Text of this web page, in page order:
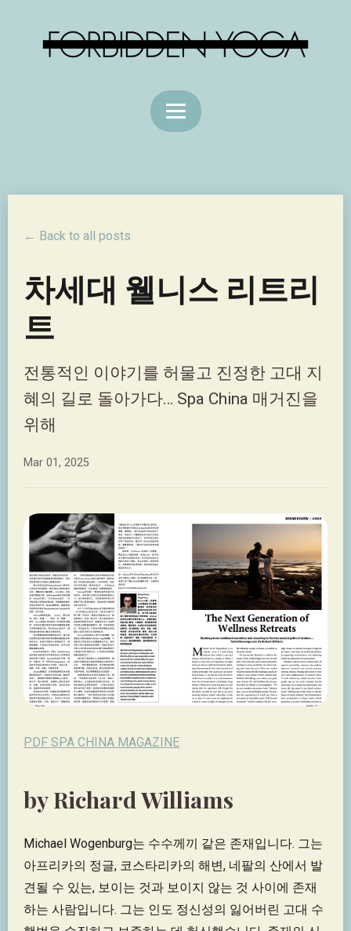
← Back to all posts
차세대 웰니스 리트리
트
전통적인 이야기를 허물고 진정한 고대 지
혜의 길로 돌아가다… Spa China 매거진을
위해
Mar 01, 2025
PDF SPA CHINA MAGAZINE
by Richard Williams
Michael Wogenburg는 수수께끼 같은 존재입니다. 그는
아프리카의 정글, 코스타리카의 해변, 네팔의 산에서 발
견될 수 있는, 보이는 것과 보이지 않는 것 사이에 존재
하는 사람입니다. 그는 인도 정신성의 잃어버린 고대 수